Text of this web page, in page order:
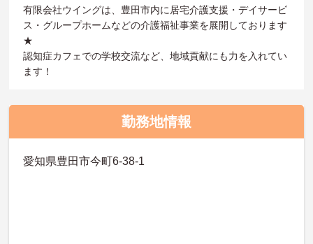
有限会社ウイングは、豊田市内に居宅介護支援・デイサービ
ス・グループホームなどの介護福祉事業を展開しております
★
認知症カフェでの学校交流など、地域貢献にも力を入れてい
ます！
勤務地情報
愛知県豊田市今町6-38-1